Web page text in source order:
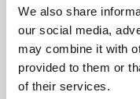
We also share
our social media,
may combine it with
provided to them or
of their services.
11:00~
(70分
鐘)
公演+解
說會
（A）